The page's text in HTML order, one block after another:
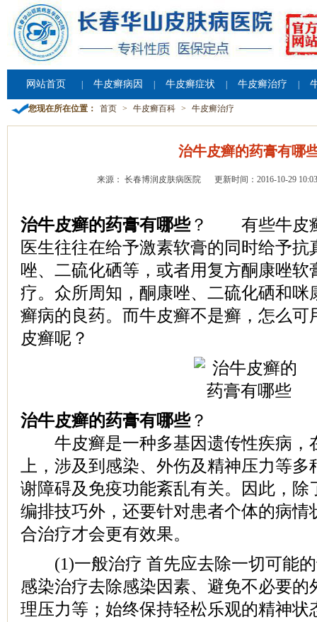
网站首页 牛皮癣病因 牛皮癣症状 牛皮癣治疗
您现在所在位置： 首页 > 牛皮癣百科 > 牛皮癣治疗
治牛皮癣的药膏有哪
来源： 长春博润皮肤病医院 更新时间：2016-10-29
治牛皮癣的药膏有哪些？ 有些牛皮癣
医生往往在给予激素软膏的同时给予抗
唑、二硫化硒等，或者用复方酮康唑软
疗。众所周知，酮康唑、二硫化硒和咪
癣病的良药。而牛皮癣不是癣，怎么可
皮癣呢？
治牛皮癣的药膏有哪些？
牛皮癣是一种多基因遗传性疾病，
上，涉及到感染、外伤及精神压力等
谢障碍及免疫功能紊乱有关。因此，除
编排技巧外，还要针对患者个体的病情
合治疗才会更有效果。
(1)一般治疗 首先应去除一切可能的
感染治疗去除感染因素、避免不必要的
理压力等；始终保持轻松乐观的精神状